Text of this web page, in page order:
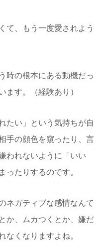
て、もう一度愛されよう
時の根本にある動機だっ
ます。（経験あり）
たい」という気持ちが自
手の顔色を窺ったり、言
われないように「いい
ったりするのです。
ネガティブな感情なんて
か、ムカつくとか、嫌だ
なくなりますよね。